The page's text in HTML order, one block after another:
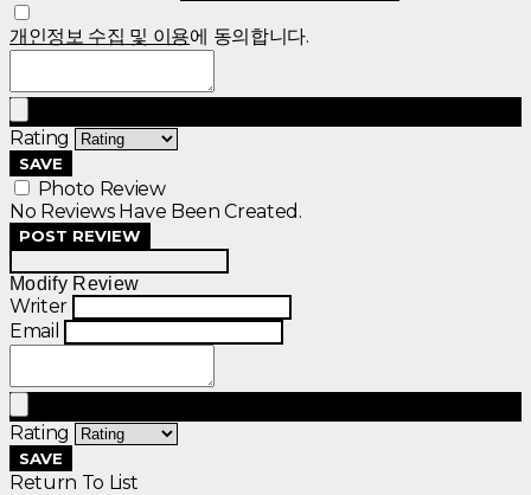
개인정보 수집 및 이용에 동의합니다.
Rating
SAVE
Photo Review
No Reviews Have Been Created.
POST REVIEW
Modify Review
Writer
Email
Rating
SAVE
Return To List